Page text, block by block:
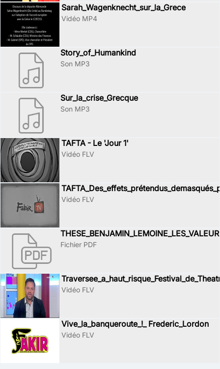
Sarah_Wagenknecht_sur_la_Grece
Vidéo MP4
Story_of_Humankind
Son MP3
Sur_la_crise_Grecque
Son MP3
TAFTA - Le 'Jour 1'
Vidéo FLV
Vidéo FLV
Fichier PDF
Vidéo FLV
Vive_la_banqueroute_!_ Frederic_Lordon
Vidéo FLV